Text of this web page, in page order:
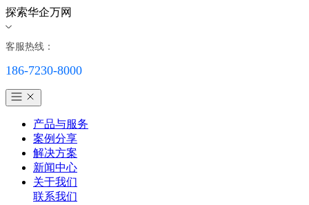
探索华企万网
客服热线：
186-7230-8000
产品与服务
案例分享
解决方案
新闻中心
关于我们
联系我们